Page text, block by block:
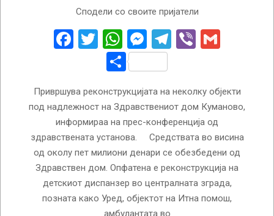
Сподели со своите пријатели
Facebook
Twitter
WhatsApp
Messenger
Telegram
Viber
Share
Привршува реконструкцијата на неколку објекти
под надлежност на Здравствениот дом Куманово,
информираа на прес-конференција од
здравствената установа. Средствата во висина
од околу пет милиони денари се обезбедени од
Здравствен дом. Опфатена е реконструкција на
детскиот диспанзер во централната зграда,
позната како Уред, објектот на Итна помош,
амбулантата во